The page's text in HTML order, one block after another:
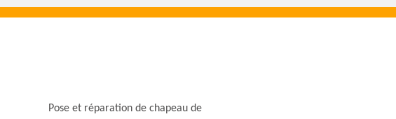
Pose et réparation de chapeau de